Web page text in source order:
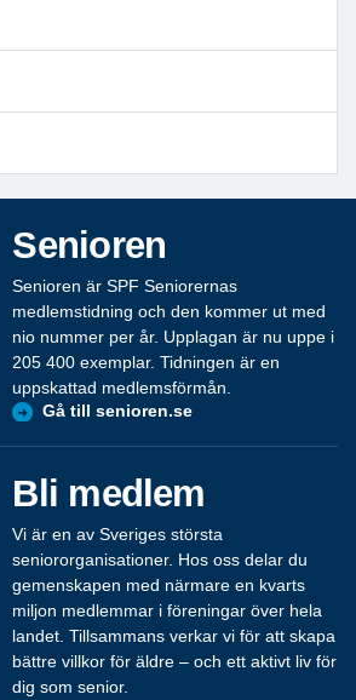
Senioren
Senioren är SPF Seniorernas
medlemstidning och den kommer ut med
nio nummer per år. Upplagan är nu uppe i
205 400 exemplar. Tidningen är en
uppskattad medlemsförmån.
Gå till senioren.se
Bli medlem
Vi är en av Sveriges största
seniororganisationer. Hos oss delar du
gemenskapen med närmare en kvarts
miljon medlemmar i föreningar över hela
landet. Tillsammans verkar vi för att skapa
bättre villkor för äldre – och ett aktivt liv för
dig som senior.